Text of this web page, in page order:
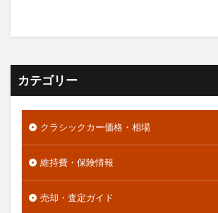
カテゴリー
クラシックカー価格・相場
維持費・保険情報
売却・査定ガイド